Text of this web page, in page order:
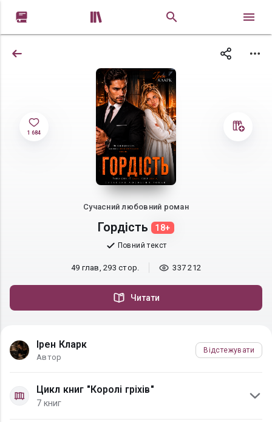
 
1 684
Сучасний любовний роман
Гордість 18+
Повний текст
49 глав, 293 стор. 337 212
Читати
Ірен Кларк
Автор
Відстежувати
Цикл книг "Королі гріхів"
7 книг